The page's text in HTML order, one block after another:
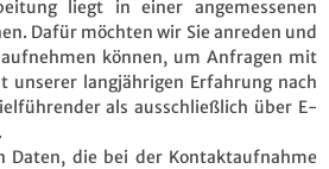
liegt in einer angemessenen
Dafür möchten wir Sie anreden und
können, um Anfragen mit
unserer langjährigen Erfahrung nach
als ausschließlich über E-
Daten, die bei der Kontaktaufnahme